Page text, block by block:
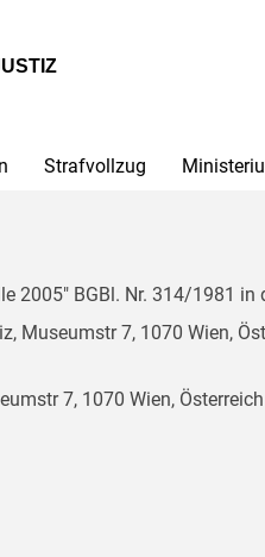
Strafvollzug
2005" BGBl. Nr. 314/1981 in
Museumstr 7, 1070 Wien,
7, 1070 Wien, Österreich